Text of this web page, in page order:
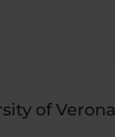
of Verona